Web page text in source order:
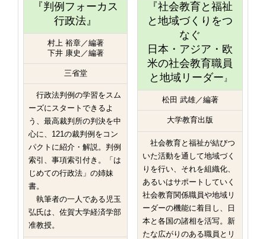
『判例フォーカス
行政法』
村上 裕章／編著
下井 康史／編著
三省堂
行政法判例の学習をスム
ーズにスタートできるよ
う、最高裁判所の判決を中
心に、121の裁判例をコン
パクトに紹介・解説。判例
索引、事項索引付き。「は
じめての行政法」の姉妹
書。
執筆者の一人である児玉
弘氏は、佐賀大学経済学部
准教授。
『社会教育と福祉
と地域づくりをつ
なぐ
日本・アジア・欧
米の社会教育職員
と地域リーダー』
松田 武雄／編著
大学教育出版
社会教育と福祉が結びつ
いた活動を通して地域づく
りを行い、それを組織化、
あるいはサポートしていく
社会教育関係職員や地域リ
ーダーの機能に着目し、日
本と各国の諸相を活写。新
たな広がりのある職員とリ